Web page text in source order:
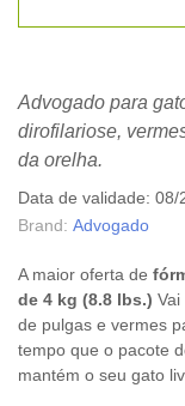
Advogado para
dirofilariose,
da orelha.
Data de validade: 08/
Brand: Advogado
A maior oferta de
de 4 kg (8.8 lbs.)
de pulgas e vermes
tempo que o pacote
mantém o seu gato